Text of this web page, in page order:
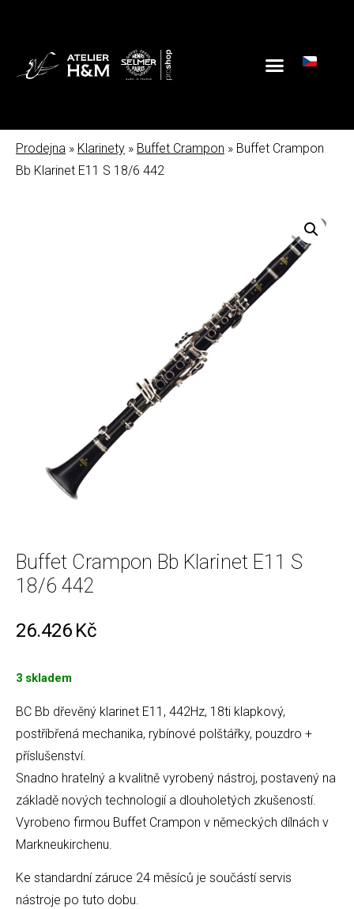
Prodejna » Klarinety » Buffet Crampon » Buffet Crampon
Bb Klarinet E11 S 18/6 442
Buffet Crampon Bb Klarinet E11 S
18/6 442
26.426 Kč
3 skladem
BC Bb dřevěný klarinet E11, 442Hz, 18ti klapkový,
postříbřená mechanika, rybínové polštářky, pouzdro +
příslušenství.
Snadno hratelný a kvalitně vyrobený nástroj, postavený na
základě nových technologií a dlouholetých zkušeností.
Vyrobeno firmou Buffet Crampon v německých dílnách v
Markneukirchenu.
Ke standardní záruce 24 měsíců je součástí servis
nástroje po tuto dobu.